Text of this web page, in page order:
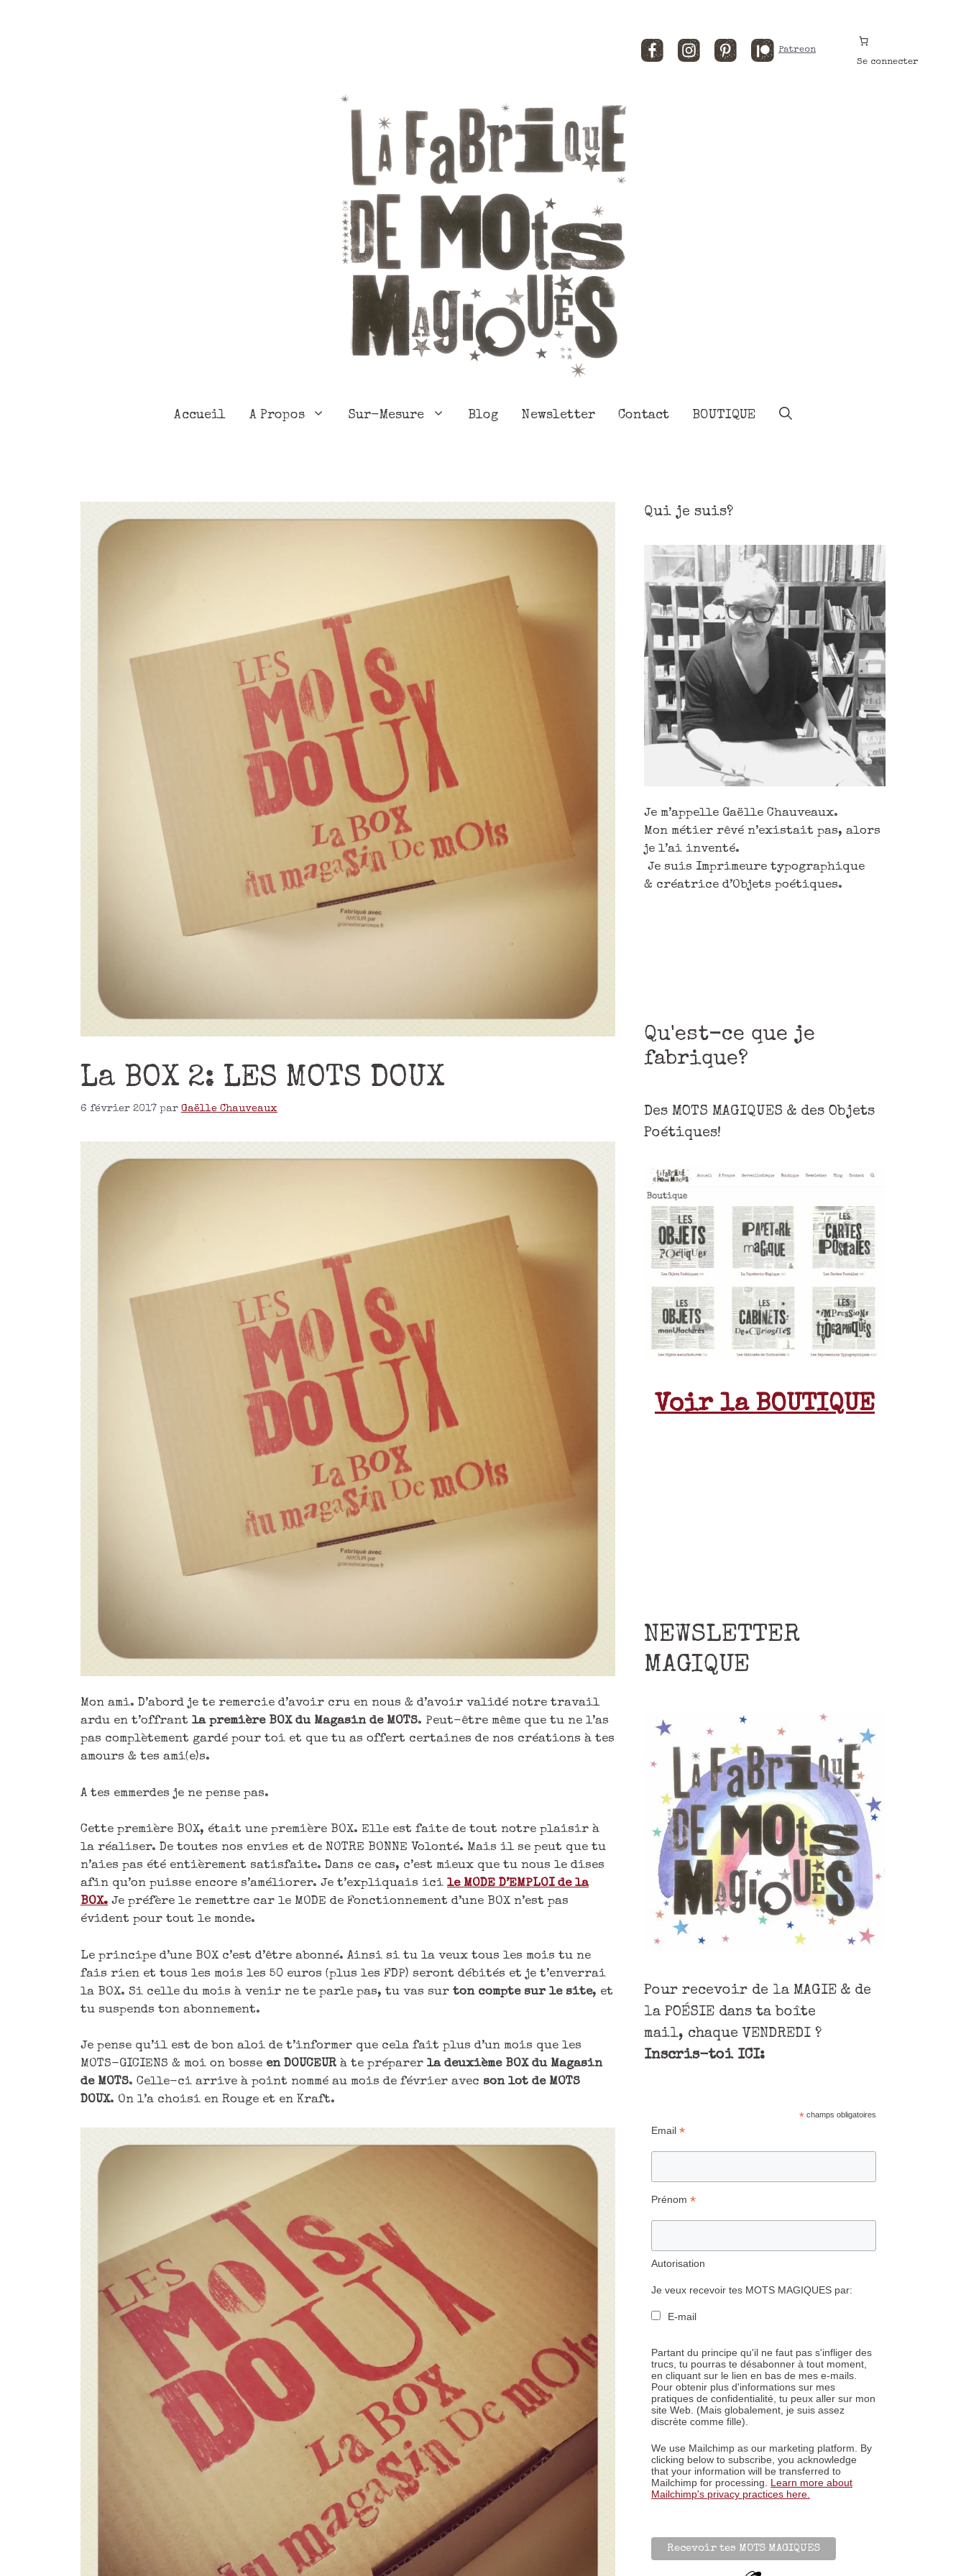
FacebookInstagramPinterestPatreon
Se connecter
Accueil A Propos Sur-Mesure Blog Newsletter Contact BOUTIQUE
La BOX 2: LES MOTS DOUX
6 février 2017 par Gaëlle Chauveaux
Mon ami. D’abord je te remercie d’avoir cru en nous & d’avoir validé notre travail
ardu en t’offrant la première BOX du Magasin de MOTS. Peut-être même que tu ne l’as
pas complètement gardé pour toi et que tu as offert certaines de nos créations à tes
amours & tes ami(e)s.
A tes emmerdes je ne pense pas.
Cette première BOX, était une première BOX. Elle est faite de tout notre plaisir à
la réaliser. De toutes nos envies et de NOTRE BONNE Volonté. Mais il se peut que tu
n’aies pas été entièrement satisfaite. Dans ce cas, c’est mieux que tu nous le dises
afin qu’on puisse encore s’améliorer. Je t’expliquais ici le MODE D’EMPLOI de la
BOX. Je préfère le remettre car le MODE de Fonctionnement d’une BOX n’est pas
évident pour tout le monde.
Le principe d’une BOX c’est d’être abonné. Ainsi si tu la veux tous les mois tu ne
fais rien et tous les mois les 50 euros (plus les FDP) seront débités et je t’enverrai
la BOX. Si celle du mois à venir ne te parle pas, tu vas sur ton compte sur le site, et
tu suspends ton abonnement.
Je pense qu’il est de bon aloi de t’informer que cela fait plus d’un mois que les
MOTS-GICIENS & moi on bosse en DOUCEUR à te préparer la deuxième BOX du Magasin
de MOTS. Celle-ci arrive à point nommé au mois de février avec son lot de MOTS
DOUX. On l’a choisi en Rouge et en Kraft.
Qui je suis?
Je m’appelle Gaëlle Chauveaux.
Mon métier rêvé n’existait pas, alors
je l’ai inventé.
Je suis Imprimeure typographique
& créatrice d’Objets poétiques.
Qu'est-ce que je
fabrique?
Des MOTS MAGIQUES & des Objets
Poétiques!
Voir la BOUTIQUE
NEWSLETTER
MAGIQUE
Pour recevoir de la MAGIE & de
la POÉSIE dans ta boîte
mail, chaque VENDREDI ?
Inscris-toi ICI:
*champs obligatoires
Email*
Prénom*
Autorisation
Je veux recevoir tes MOTS MAGIQUES par:
E-mail
Partant du principe qu'il ne faut pas s'infliger des
trucs, tu pourras te désabonner à tout moment,
en cliquant sur le lien en bas de mes e-mails.
Pour obtenir plus d'informations sur mes
pratiques de confidentialité, tu peux aller sur mon
site Web. (Mais globalement, je suis assez
discrète comme fille).
We use Mailchimp as our marketing platform. By
clicking below to subscribe, you acknowledge
that your information will be transferred to
Mailchimp for processing. Learn more about
Mailchimp's privacy practices here.